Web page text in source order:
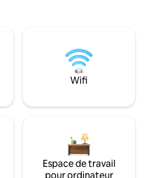
Wifi
Espace de travail
pour ordinateur